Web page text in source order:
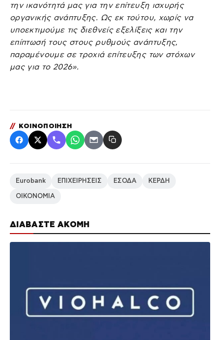
ΔΙΑΒΑΣΤΕ ΑΚΟΜΗ
την ικανότητά μας για την επίτευξη ισχυρής
οργανικής ανάπτυξης. Ως εκ τούτου, χωρίς να
υποεκτιμούμε τις διεθνείς εξελίξεις και την
επίπτωσή τους στους ρυθμούς ανάπτυξης,
παραμένουμε σε τροχιά επίτευξης των στόχων
μας για το 2026».
// ΚΟΙΝΟΠΟΙΗΣΗ
Eurobank ΕΠΙΧΕΙΡΗΣΕΙΣ ΕΣΟΔΑ ΚΕΡΔΗ
ΟΙΚΟΝΟΜΙΑ